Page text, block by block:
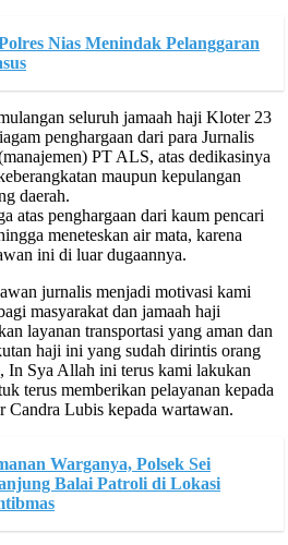
Nias Menindak Pelanggaran
seluruh jamaah haji Kloter 23
penghargaan dari para Jurnalis
PT ALS, atas dedikasinya
maupun kepulangan
daerah.
atas penghargaan dari kaum pencari
meneteskan air mata, karena
ini di luar dugaannya.
jurnalis menjadi motivasi kami
masyarakat dan jamaah haji
layanan transportasi yang aman dan
haji ini yang sudah dirintis orang
In Sya Allah ini terus kami lakukan
terus memberikan pelayanan kepada
Candra Lubis kepada wartawan.
Warganya, Polsek Sei
Balai Patroli di Lokasi